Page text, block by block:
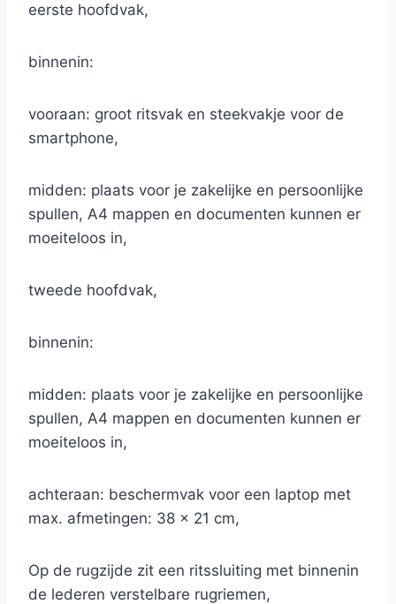
eerste hoofdvak,
binnenin:
vooraan: groot ritsvak en steekvakje voor de
smartphone,
midden: plaats voor je zakelijke en persoonlijke
spullen, A4 mappen en documenten kunnen er
moeiteloos in,
tweede hoofdvak,
binnenin:
midden: plaats voor je zakelijke en persoonlijke
spullen, A4 mappen en documenten kunnen er
moeiteloos in,
achteraan: beschermvak voor een laptop met
max. afmetingen: 38 x 21 cm,
Op de rugzijde zit een ritssluiting met binnenin
de lederen verstelbare rugriemen,